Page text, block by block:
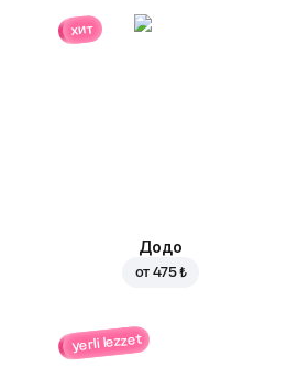
хит
Додо
от475 ₺
yerli lezzet